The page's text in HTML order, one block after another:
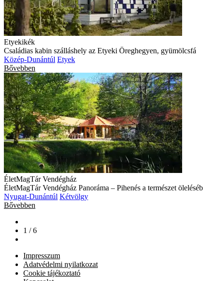
Etyekikék
Családias kabin szálláshely az Etyeki Öreghegyen, gyümölcsfá
Közép-Dunántúl Etyek
Bővebben
ÉletMagTár Vendégház
ÉletMagTár Vendégház Panoráma – Pihenés a természet öleléséb
Nyugat-Dunántúl Kétvölgy
Bővebben
1 / 6
Impresszum
Adatvédelmi nyilatkozat
Cookie tájékoztató